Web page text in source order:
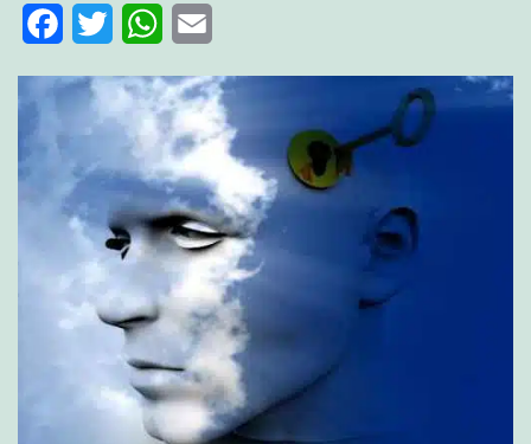
Facebook
Twitter WhatsApp